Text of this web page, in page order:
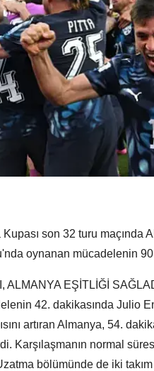
son 32 turu maçında
oynanan mücadelenin
ALMANYA EŞİTLİĞİ
42. dakikasında Julio
artıran Almanya, 54.
Karşılaşmanın normal
bölümünde de iki